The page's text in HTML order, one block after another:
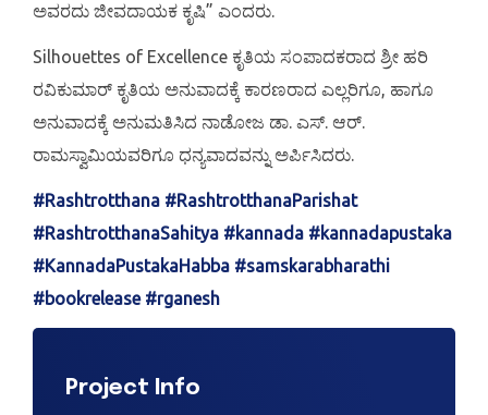
ಅವರದು ಜೀವದಾಯಕ ಕೃಷಿ” ಎಂದರು.
Silhouettes of Excellence ಕೃತಿಯ ಸಂಪಾದಕರಾದ ಶ್ರೀ ಹರಿ
ರವಿಕುಮಾರ್ ಕೃತಿಯ ಅನುವಾದಕ್ಕೆ ಕಾರಣರಾದ ಎಲ್ಲರಿಗೂ, ಹಾಗೂ
ಅನುವಾದಕ್ಕೆ ಅನುಮತಿಸಿದ ನಾಡೋಜ ಡಾ. ಎಸ್. ಆರ್.
ರಾಮಸ್ವಾಮಿಯವರಿಗೂ ಧನ್ಯವಾದವನ್ನು ಅರ್ಪಿಸಿದರು.
#Rashtrotthana #RashtrotthanaParishat
#RashtrotthanaSahitya #kannada #kannadapustaka
#KannadaPustakaHabba #samskarabharathi
#bookrelease #rganesh
Project Info